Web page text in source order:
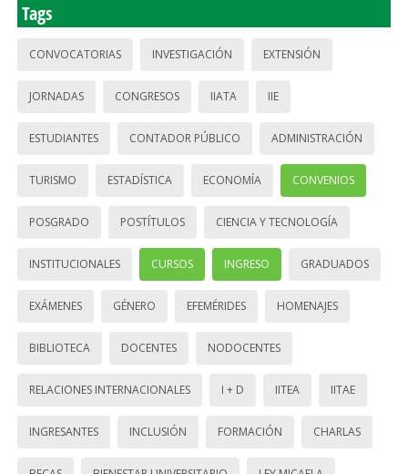
Tags
CONVOCATORIAS INVESTIGACIÓN EXTENSIÓN
JORNADAS CONGRESOS IIATA IIE
ESTUDIANTES CONTADOR PÚBLICO ADMINISTRACIÓN
TURISMO ESTADÍSTICA ECONOMÍA CONVENIOS
POSGRADO POSTÍTULOS CIENCIA Y TECNOLOGÍA
INSTITUCIONALES CURSOS INGRESO GRADUADOS
EXÁMENES GÉNERO EFEMÉRIDES HOMENAJES
BIBLIOTECA DOCENTES NODOCENTES
RELACIONES INTERNACIONALES I + D IITEA IITAE
INGRESANTES INCLUSIÓN FORMACIÓN CHARLAS